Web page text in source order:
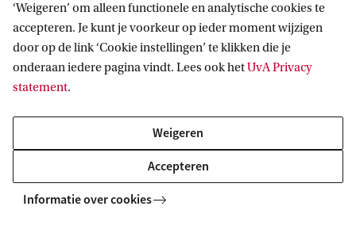
Informatie voor
Bachelorstudiekiezers
Masterstudiekiezers
Journalisten
Schooldecanen en vakdocenten
Direct naar
Vacatures
Doneren
Contact
UvA op social media
‘Weigeren’ om alleen functionele en analytische cookies te
accepteren. Je kunt je voorkeur op ieder moment wijzigen
door op de link ‘Cookie instellingen’ te klikken die je
onderaan iedere pagina vindt. Lees ook hetUvA Privacy
statement.
Weigeren
Accepteren
Informatie over cookies